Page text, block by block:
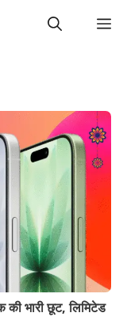
भारी छूट, लिमिटेड